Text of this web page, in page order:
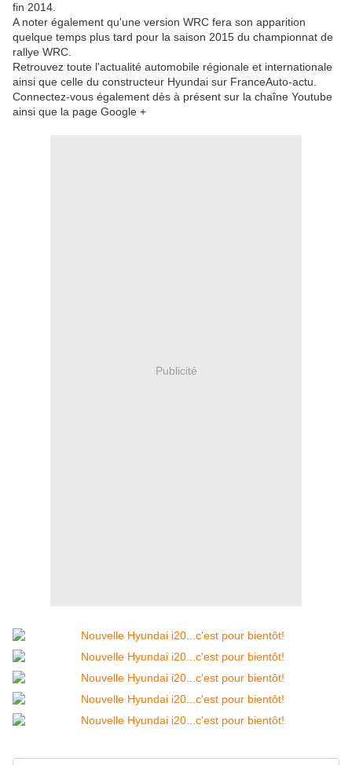
fin 2014.
A noter également qu'une version WRC fera son apparition
quelque temps plus tard pour la saison 2015 du championnat de
rallye WRC.
Retrouvez toute l'actualité automobile régionale et internationale
ainsi que celle du constructeur Hyundai sur FranceAuto-actu.
Connectez-vous également dès à présent sur la chaîne Youtube
ainsi que la page Google +
Publicité